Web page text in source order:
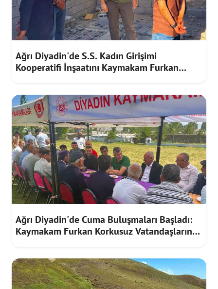
Ağrı Diyadin'de S.S. Kadın Girişimi
Kooperatifi İnşaatını Kaymakam Furkan
Ağrı Diyadin'de Cuma Buluşmaları Başladı:
Kaymakam Furkan Korkusuz Vatandaşların